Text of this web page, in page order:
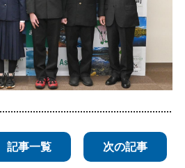
記事一覧 次の記事